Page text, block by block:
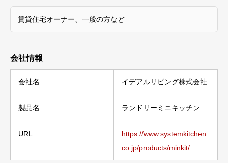
賃貸住宅オーナー、一般の方など
会社情報
会社名 イデアルリビング株式会社
製品名 ランドリーミニキッチン
URL
https://www.systemkitchen.
co.jp/products/minkit/